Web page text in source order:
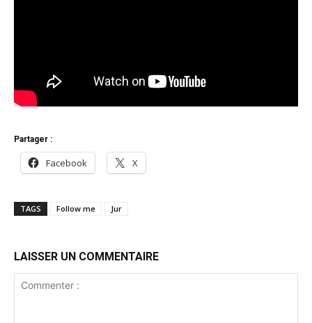
Partager :
Facebook X
TAGS Follow me Jur
LAISSER UN COMMENTAIRE